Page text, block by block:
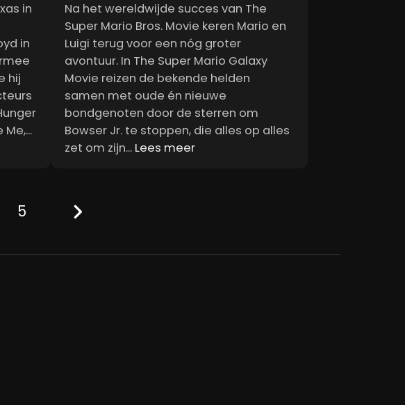
in
in
hij
Na het wereldwijde succes van The
Super Mario Bros. Movie keren Mario en
Luigi terug voor een nóg groter
avontuur. In The Super Mario Galaxy
Movie reizen de bekende helden
samen met oude én nieuwe
bondgenoten door de sterren om
Bowser Jr. te stoppen, die alles op alles
zet om zijn... Lees meer
5